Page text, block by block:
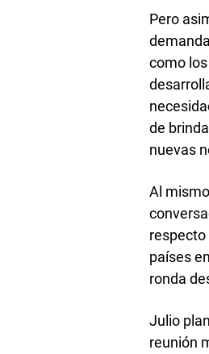
Pero
como
de
nuevas
Al
respecto
países
ronda
Julio
reunión